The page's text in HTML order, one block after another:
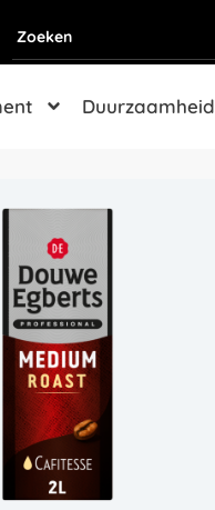
Duurzaamheid